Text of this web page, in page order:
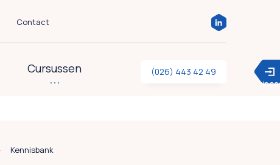
Contact
Cursussen (026) 443 42 49
Kennisbank